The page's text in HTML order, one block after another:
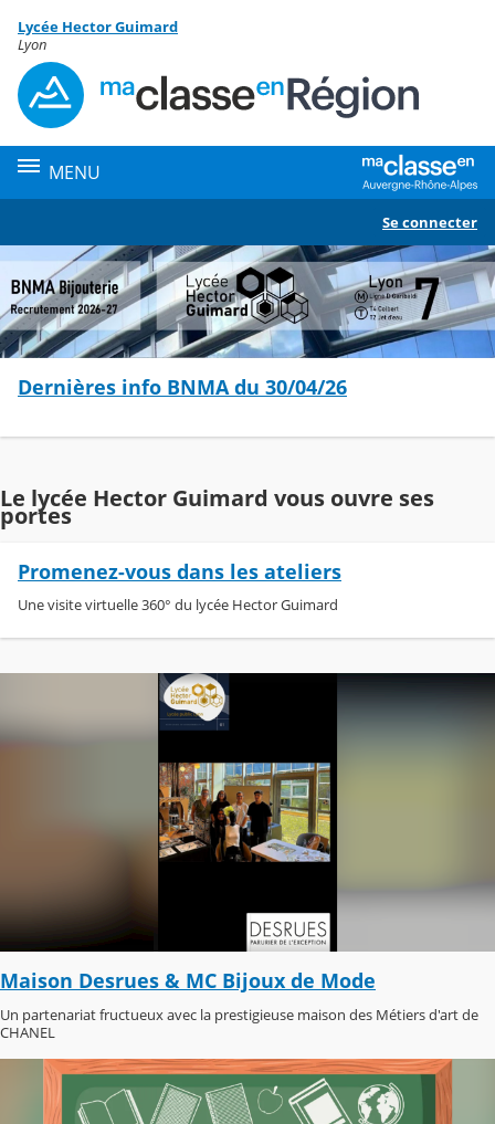
Contenu
Lycée Hector Guimard
Lyon
MENU
Se connecter
Dernières info BNMA du 30/04/26
Le lycée Hector Guimard vous ouvre ses
portes
Promenez-vous dans les ateliers
Une visite virtuelle 360° du lycée Hector Guimard
Maison Desrues & MC Bijoux de Mode
Un partenariat fructueux avec la prestigieuse maison des Métiers d'art de
CHANEL